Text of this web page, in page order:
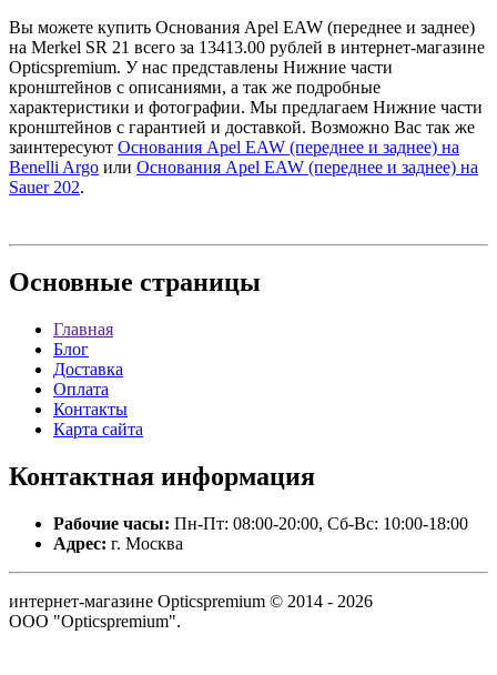
Вы можете купить Основания Apel EAW (переднее и заднее)
на Merkel SR 21 всего за 13413.00 рублей в интернет-магазине
Opticspremium. У нас представлены Нижние части
кронштейнов с описаниями, а так же подробные
характеристики и фотографии. Мы предлагаем Нижние части
кронштейнов с гарантией и доставкой. Возможно Вас так же
заинтересуют Основания Apel EAW (переднее и заднее) на
Benelli Argo или Основания Apel EAW (переднее и заднее) на
Sauer 202.
Основные страницы
Главная
Блог
Доставка
Оплата
Контакты
Карта сайта
Контактная информация
Рабочие часы: Пн-Пт: 08:00-20:00, Сб-Вс: 10:00-18:00
Адрес: г. Москва
интернет-магазине Opticspremium © 2014 - 2026
ООО "Opticspremium".